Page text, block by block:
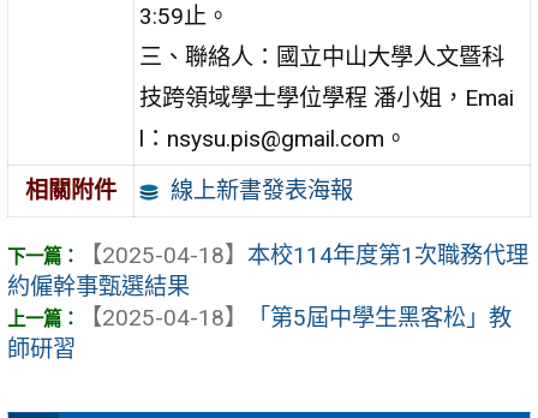
3:59止。
三、聯絡人：國立中山大學人文暨科
技跨領域學士學位學程 潘小姐，Emai
l：nsysu.pis@gmail.com。
相關附件
線上新書發表海報
【2025-04-18】 本校114年度第1次職務代理
約僱幹事甄選結果
【2025-04-18】
「第5屆中學生黑客松」教
師研習